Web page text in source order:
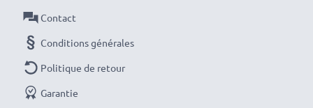
Sony grâce à l’adaptateur secteur subtel.
Commandez maintenant avec une livraison rapide
et une garantie de 3 ans !
Contact
Conditions générales
Politique de retour
Garantie